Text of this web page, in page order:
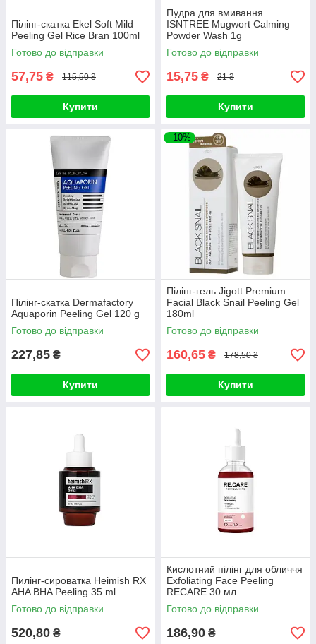
Пілінг-скатка Ekel Soft Mild
Peeling Gel Rice Bran 100ml
Готово до відправки
57,75 ₴ 115,50 ₴
Купити
Пудра для вмивання
ISNTREE Mugwort Calming
Powder Wash 1g
Готово до відправки
15,75 ₴ 21 ₴
Купити
Пілінг-скатка Dermafactory
Aquaporin Peeling Gel 120 g
Готово до відправки
227,85 ₴
Купити
–10%
Пілінг-гель Jigott Premium
Facial Black Snail Peeling Gel
180ml
Готово до відправки
160,65 ₴ 178,50 ₴
Купити
Пилінг-сироватка Heimish RX
AHA BHA Peeling 35 ml
Готово до відправки
520,80 ₴
Кислотний пілінг для обличчя
Exfoliating Face Peeling
RECARE 30 мл
Готово до відправки
186,90 ₴